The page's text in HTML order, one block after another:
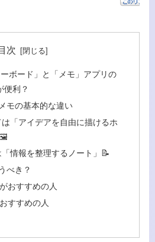
次
ボード」と「メモ」アプリの
便利？
モの基本的な違い
「アイデアを自由に描けるホ
🖼️
情報を整理するノート」📝
べき？
おすすめの人
すすめの人